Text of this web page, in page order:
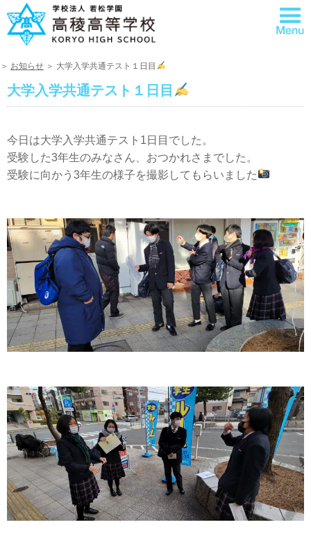
＞ お知らせ ＞ 大学入学共通テスト１日目
大学入学共通テスト１日目
今日は大学入学共通テスト1日目でした。
受験した3年生のみなさん、おつかれさまでした。
受験に向かう3年生の様子を撮影してもらいました